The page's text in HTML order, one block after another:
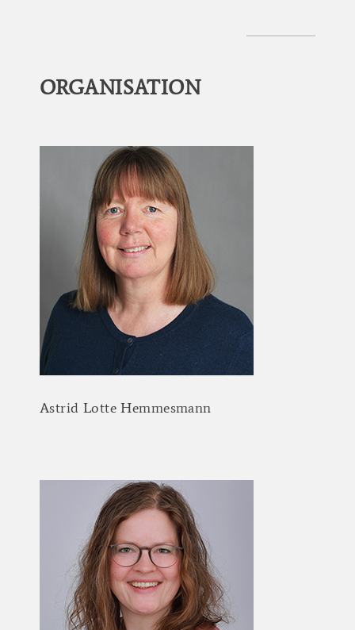
ORGANISATION
Astrid Lotte Hemmesmann